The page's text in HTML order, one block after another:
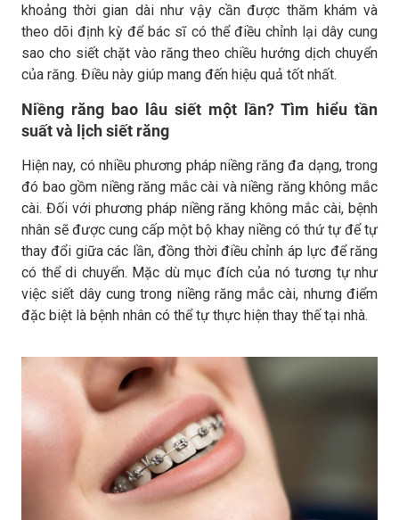
khoảng thời gian dài như vậy cần được thăm khám và
theo dõi định kỳ để bác sĩ có thể điều chỉnh lại dây cung
sao cho siết chặt vào răng theo chiều hướng dịch chuyển
của răng. Điều này giúp mang đến hiệu quả tốt nhất.
Niềng răng bao lâu siết một lần? Tìm hiểu tần
suất và lịch siết răng
Hiện nay, có nhiều phương pháp niềng răng đa dạng, trong
đó bao gồm niềng răng mắc cài và niềng răng không mắc
cài. Đối với phương pháp niềng răng không mắc cài, bệnh
nhân sẽ được cung cấp một bộ khay niềng có thứ tự để tự
thay đổi giữa các lần, đồng thời điều chỉnh áp lực để răng
có thể di chuyển. Mặc dù mục đích của nó tương tự như
việc siết dây cung trong niềng răng mắc cài, nhưng điểm
đặc biệt là bệnh nhân có thể tự thực hiện thay thế tại nhà.